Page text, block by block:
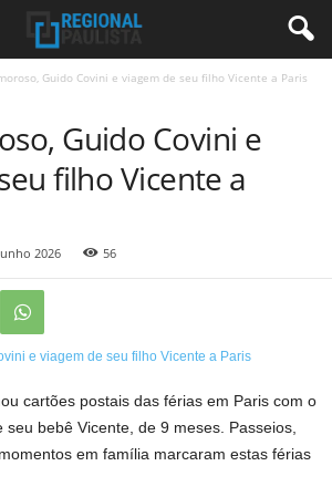
Guido Covini e viagem de seu filho Vicente a Paris
Guido Covini e
filho Vicente a
2026 56
cartões postais das férias em Paris com o
seu bebê Vicente, de 9 meses. Passeios,
em família marcaram estas férias